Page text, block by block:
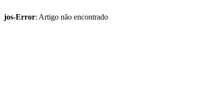
jos-Error: Artigo não encontrado